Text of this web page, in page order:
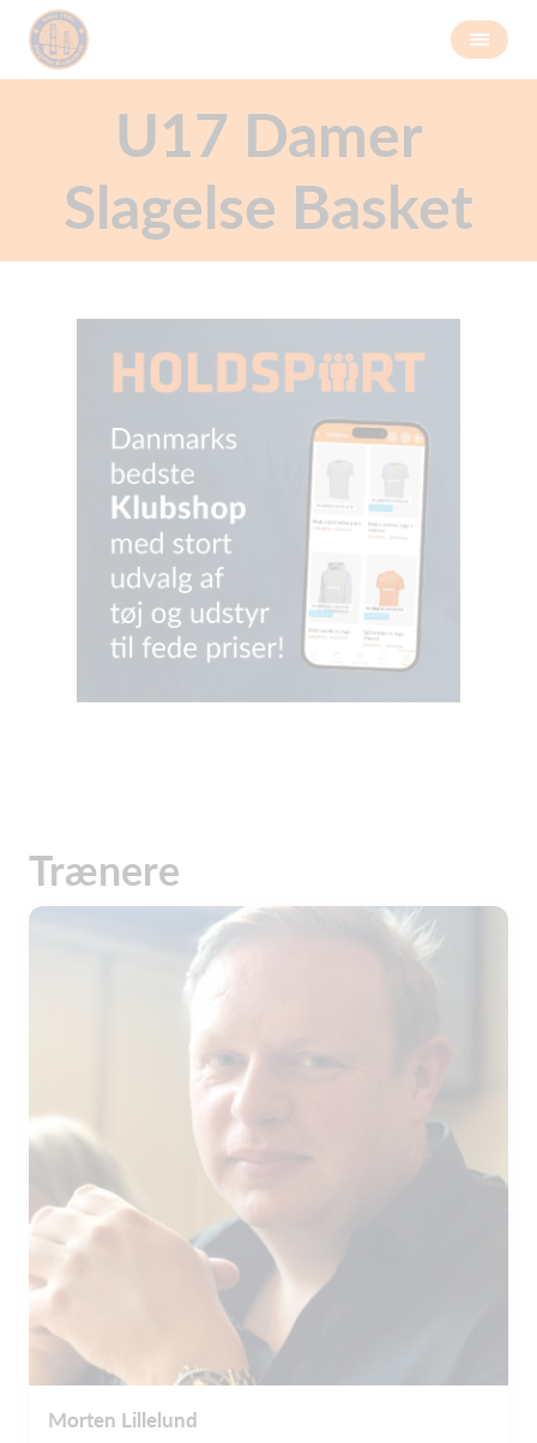
U17 Damer
Slagelse Basket
Trænere
Morten Lillelund